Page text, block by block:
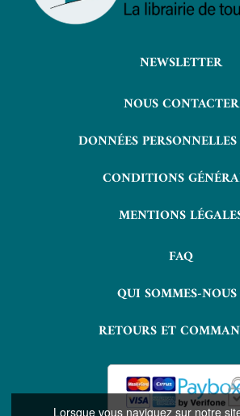
Lorsque vous naviguez sur notre
NEWSLETTER
NOUS CONTACTER
DONNÉES
CONDITIONS
MENTIONS
FAQ
QUI SOMMES-NOUS
RETOURS ET